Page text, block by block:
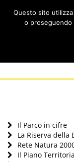
Il Parco in cifre
La Riserva della
Rete Natura
Il Piano
Questo sito
o proseguendo